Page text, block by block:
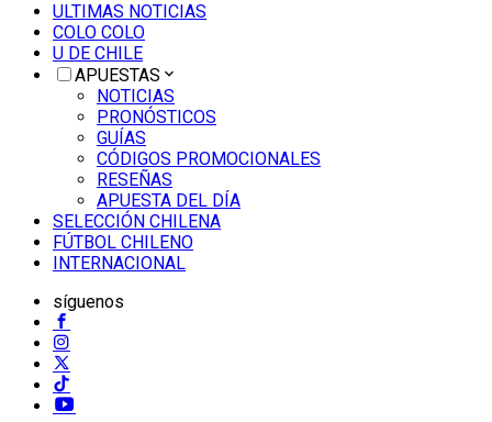
ULTIMAS NOTICIAS
COLO COLO
U DE CHILE
APUESTAS
NOTICIAS
PRONÓSTICOS
GUÍAS
CÓDIGOS PROMOCIONALES
RESEÑAS
APUESTA DEL DÍA
SELECCIÓN CHILENA
FÚTBOL CHILENO
INTERNACIONAL
síguenos